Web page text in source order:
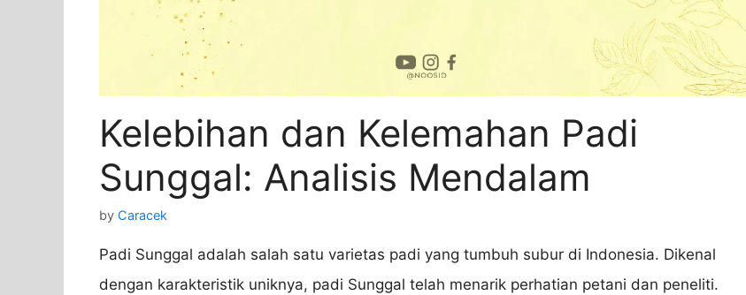
Kelebihan dan Kelemahan Padi
Sunggal: Analisis Mendalam
by Caracek
Padi Sunggal adalah salah satu varietas padi yang tumbuh subur di Indonesia. Dikenal
dengan karakteristik uniknya, padi Sunggal telah menarik perhatian petani dan peneliti.